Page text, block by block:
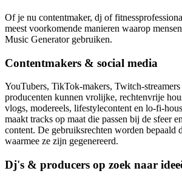
Of je nu contentmaker, dj of
meest voorkomende manieren waarop
Music Generator gebruiken.
Contentmakers & social media
YouTubers, TikTok-makers, Twitch-
producenten kunnen vrolijke, rechtenvrije
vlogs, modereels, lifestylecontent en lo-fi-
maakt tracks op maat die passen bij de sfeer
content. De gebruiksrechten worden bepaald
waarmee ze zijn gegenereerd.
Dj's & producers op zoek naar